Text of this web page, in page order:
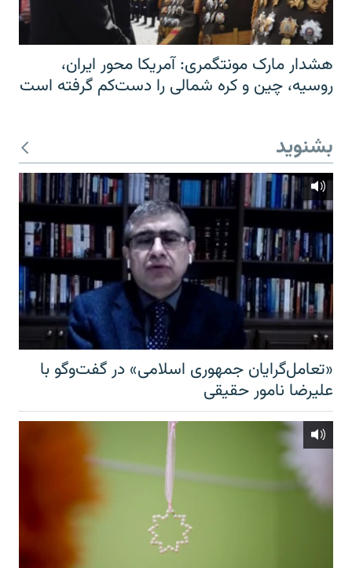
هشدار مارک مونتگمری: آمریکا محور ایران،
روسیه، چین و کره شمالی را دست‌کم گرفته است
بشنوید
«تعامل‌گرایان جمهوری اسلامی» در گفت‌وگو با
علیرضا نامور حقیقی